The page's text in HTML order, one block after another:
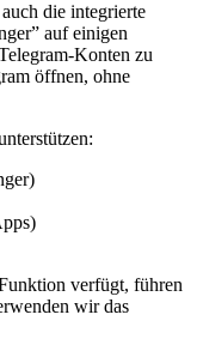
die integrierte
auf einigen
Konten zu
öffnen, ohne
verfügt, führen
wir das